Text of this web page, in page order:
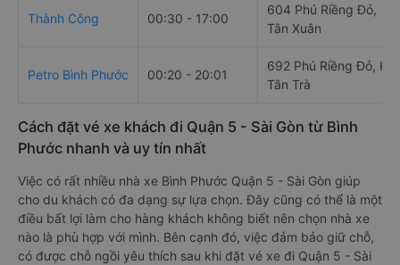
Thành Công 00:30 - 17:00
604 Phú Riềng Đỏ,
Tân Xuân
Petro Bình Phước 00:20 - 20:01
692 Phú Riềng Đỏ, KP
Tân Trà
Cách đặt vé xe khách đi Quận 5 - Sài Gòn từ Bình
Phước nhanh và uy tín nhất
Việc có rất nhiều nhà xe Bình Phước Quận 5 - Sài Gòn giúp
cho du khách có đa dạng sự lựa chọn. Đây cũng có thể là một
điều bất lợi làm cho hàng khách không biết nên chọn nhà xe
nào là phù hợp với mình. Bên cạnh đó, việc đảm bảo giữ chỗ,
có được chỗ ngồi yêu thích sau khi đặt vé xe đi Quận 5 - Sài